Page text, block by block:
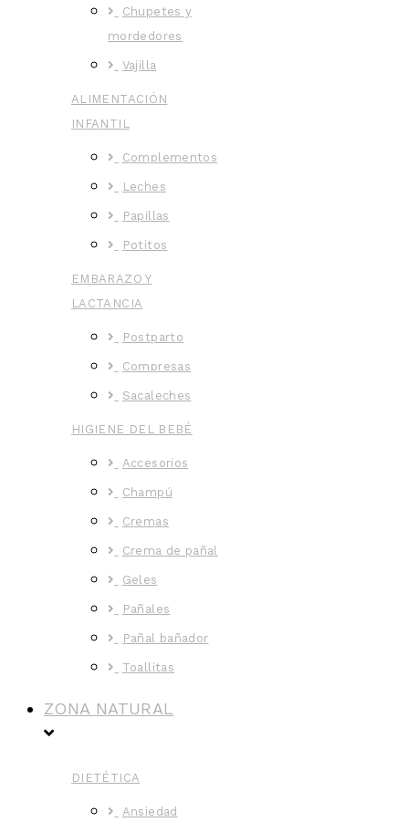
Chupetes y
mordedores
Vajilla
ALIMENTACIÓN
INFANTIL
Complementos
Leches
Papillas
Potitos
EMBARAZO Y
LACTANCIA
Postparto
Compresas
Sacaleches
HIGIENE DEL BEBÉ
Accesorios
Champú
Cremas
Crema de pañal
Geles
Pañales
Pañal bañador
Toallitas
ZONA NATURAL
DIETÉTICA
Ansiedad